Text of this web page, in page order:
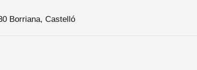
Borriana, Castelló